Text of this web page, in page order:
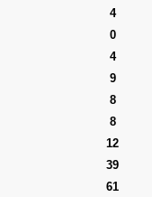
4
0
4
9
8
8
12
39
61